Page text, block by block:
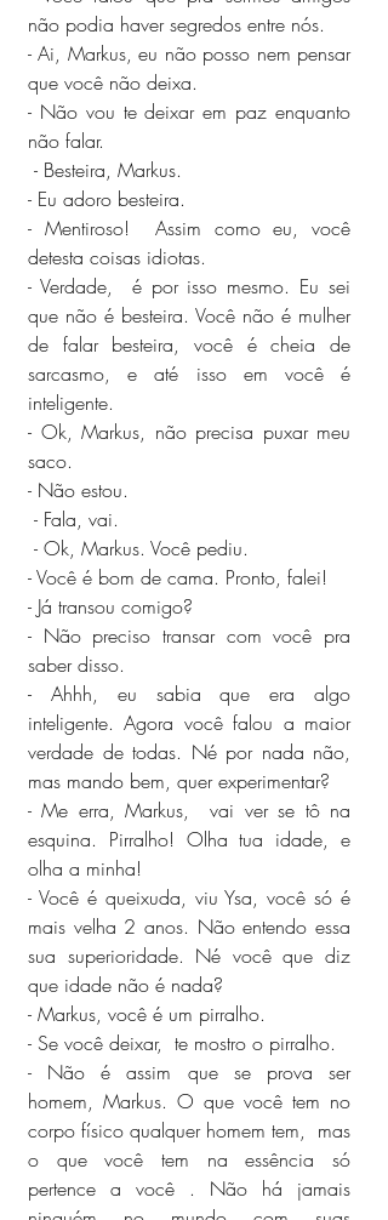
não podia haver segredos entre nós.
- Ai, Markus, eu não posso nem pensar
que você não deixa.
- Não vou te deixar em paz enquanto
não falar.
- Besteira, Markus.
- Eu adoro besteira.
- Mentiroso!  Assim como eu, você
detesta coisas idiotas.
- Verdade,  é por isso mesmo. Eu sei
que não é besteira. Você não é mulher
de falar besteira, você é cheia de
sarcasmo, e até isso em você é
inteligente.
- Ok, Markus, não precisa puxar meu
saco.
- Não estou.
- Fala, vai.
- Ok, Markus. Você pediu.
- Você é bom de cama. Pronto, falei!
- Já transou comigo?
- Não preciso transar com você pra
saber disso.
- Ahhh, eu sabia que era algo
inteligente. Agora você falou a maior
verdade de todas. Né por nada não,
mas mando bem, quer experimentar?
- Me erra, Markus,  vai ver se tô na
esquina. Pirralho! Olha tua idade, e
olha a minha!
- Você é queixuda, viu Ysa, você só é
mais velha 2 anos. Não entendo essa
sua superioridade. Né você que diz
que idade não é nada?
- Markus, você é um pirralho.
- Se você deixar,  te mostro o pirralho.
- Não é assim que se prova ser
homem, Markus. O que você tem no
corpo físico qualquer homem tem,  mas
o que você tem na essência só
pertence a você . Não há jamais